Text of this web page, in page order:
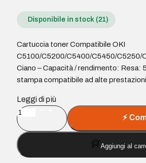
Disponibile in stock (21)
Cartuccia toner Compatibile OKI
C5100/C5200/C5400/C5450/C5250/
Ciano – Capacità / rendimento: Resa:
stampa compatibile ad alte prestazioni.
Leggi di più
Cartuccia
toner
Compatibile
OKI
C5100/C5200/C5400/C5450/
⚡
Aggiungi al